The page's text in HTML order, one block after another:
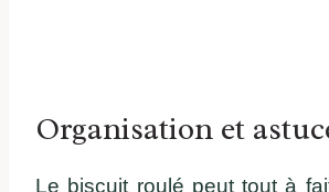
Organisation et
Le biscuit roulé peut tout à